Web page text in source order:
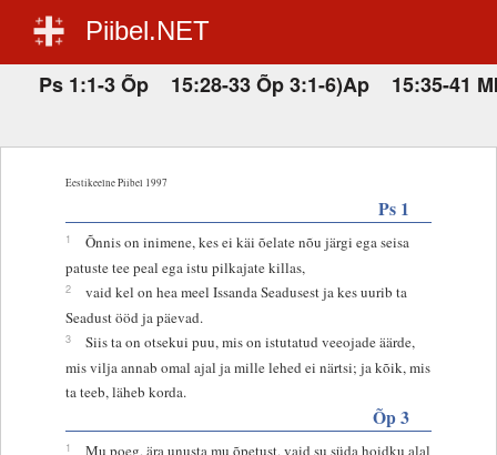
Piibel.NET
Ps 1:1-3 Õp 15:28-33 Õp 3:1-6)Ap 15:35-41
Eestikeelne Piibel 1997
Ps 1
1
Õnnis on inimene, kes ei käi õelate nõu järgi ega seisa
patuste tee peal ega istu pilkajate killas,
2
vaid kel on hea meel Issanda Seadusest ja kes uurib ta
Seadust ööd ja päevad.
3
Siis ta on otsekui puu, mis on istutatud veeojade äärde,
mis vilja annab omal ajal ja mille lehed ei närtsi; ja kõik, mis
ta teeb, läheb korda.
Õp 3
1
Mu poeg, ära unusta mu õpetust, vaid su süda hoidku alal